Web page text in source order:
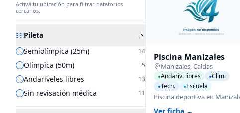
Activá tu ubicación para filtrar natatorios
cercanos.
Pileta
Semiolímpica (25m)
14
Olímpica (50m) 5
Andariveles libres 13
Sin revisación médica 11
Piscina Manizales
Manizales Caldas
●Andariv. libres ●Clim.
●Tech. ●Escuela
Ver ficha →